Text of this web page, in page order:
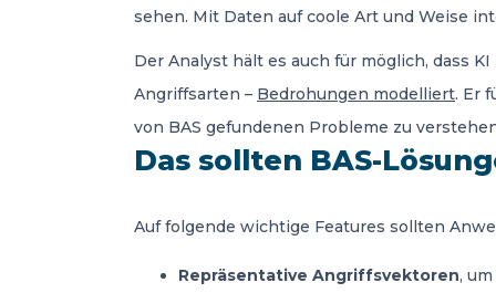
sehen. Mit Daten auf coole Art und Weise
Der Analyst hält es auch für möglich, dass
Angriffsarten – Bedrohungen modelliert. Er
von BAS gefundenen Probleme zu
Das sollten BAS-
Auf folgende wichtige Features sollten
Repräsentative Angriffsvektoren,